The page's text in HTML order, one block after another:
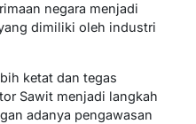
negara menjadi
dimiliki oleh industri
ketat dan tegas
Sawit menjadi langkah
adanya pengawasan